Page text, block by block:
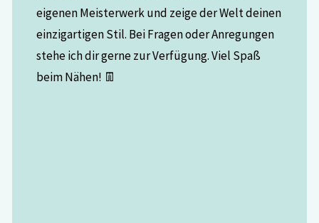
eigenen Meisterwerk und zeige der Welt deinen
einzigartigen Stil. Bei Fragen oder Anregungen
stehe ich dir gerne zur Verfügung. Viel Spaß
beim Nähen! 👖